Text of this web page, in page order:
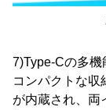
7)Type-Cの多機
コンパクトな収
が内蔵され、両